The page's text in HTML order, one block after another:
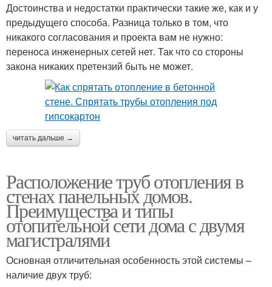
Достоинства и недостатки практически такие же, как и у
предыдущего способа. Разница только в том, что
никакого согласования и проекта вам не нужно:
переноса инженерных сетей нет. Так что со стороны
закона никаких претензий быть не может.
читать дальше →
Расположение труб отопления в
стенах панельных домов.
Преимущества и типы
отопительной сети дома с двумя
магистралями
Основная отличительная особенность этой системы –
наличие двух труб: